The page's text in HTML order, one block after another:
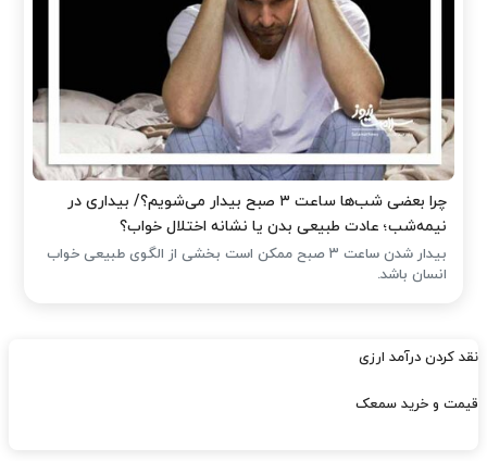
چرا بعضی شب‌ها ساعت ۳ صبح بیدار می‌شویم؟/ بیداری در
نیمه‌شب؛ عادت طبیعی بدن یا نشانه اختلال خواب؟
بیدار شدن ساعت ۳ صبح ممکن است بخشی از الگوی طبیعی خواب
انسان باشد.
نقد کردن درآمد ارزی
قیمت و خرید سمعک